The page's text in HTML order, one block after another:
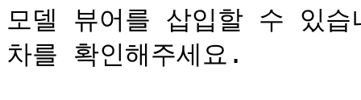
모델 뷰어를 삽입할 수 있
차를 확인해주세요.